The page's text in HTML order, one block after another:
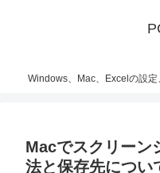
Windows、Mac、Excelの設
Macでスクリーン
法と保存先につい